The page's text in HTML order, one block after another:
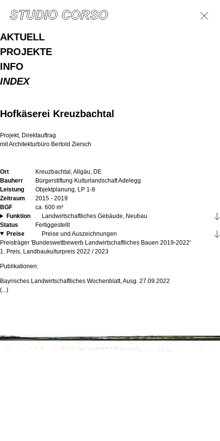
AKTUELL
PROJEKTE
INFO
INDEX
Hofkäserei Kreuzbachtal
Projekt, Direktauftrag
mit Architekturbüro Bertold Ziersch
Ort
Kreuzbachtal, Allgäu, DE
Bauherr
Bürgerstiftung Kulturlandschaft Adelegg
Leistung
Objektplanung, LP 1-8
Zeitraum
2015 - 2019
BGF
ca. 600 m²
Funktion
Landwirtschaftliches Gebäude, Neubau
Status
Fertiggestellt
Preise
Preise und Auszeichnungen
Preisträger 'Bundeswettbewerb Landwirtschaftliches Bauen 2019-2022'
1. Preis, Landbaukulturpreis 2022 / 2023
Publikationen:
Bayrisches Landwirtschaftliches Wochenblatt, Ausg. 27.09.2022
(...)